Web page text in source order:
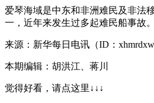
爱琴海域是中东和非洲难民及非法
一，近年来发生过多起难民船事故。
来源：新华每日电讯（ID：
本期编辑：胡洪江、蒋川
觉得好看，请点这里↓↓↓